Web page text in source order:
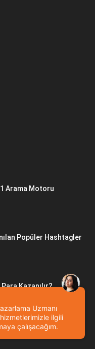
Arama Motoru
Popüler Hashtagler
Kazanılır?
Uzmanı
ilgili
çalışacağım.